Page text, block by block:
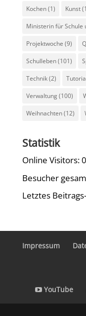
Kochen(1) Kunst
Ministerin für Schule
Projektwoche (9)
Schulleben(101)
Technik(2)
Verwaltung(100)
Weihnachten(12)
Statistik
Online Visitors:0
Besucher
Letztes
Impressum
YouTube